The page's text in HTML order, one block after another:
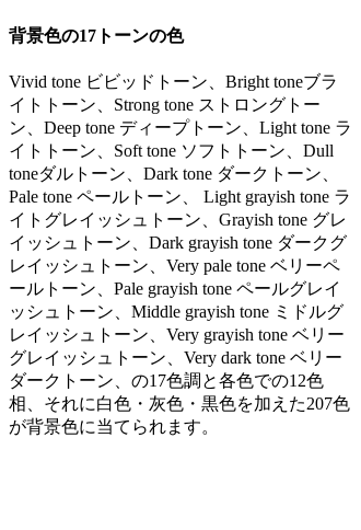
背景色の17トーンの色
Vivid tone ビビッドトーン、Bright toneブラ
イトトーン、Strong tone ストロングトー
ン、Deep tone ディープトーン、Light tone ラ
イトトーン、Soft tone ソフトトーン、Dull
toneダルトーン、Dark tone ダークトーン、
Pale tone ペールトーン、 Light grayish tone ラ
イトグレイッシュトーン、Grayish tone グレ
イッシュトーン、Dark grayish tone ダークグ
レイッシュトーン、Very pale tone ベリーペ
ールトーン、Pale grayish tone ペールグレイ
ッシュトーン、Middle grayish tone ミドルグ
レイッシュトーン、Very grayish tone ベリー
グレイッシュトーン、Very dark tone ベリー
ダークトーン、の17色調と各色での12色
相、それに白色・灰色・黒色を加えた207色
が背景色に当てられます。